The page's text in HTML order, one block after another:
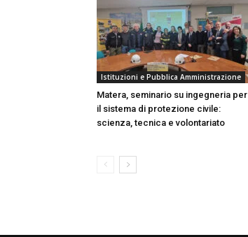
Istituzioni e Pubblica Amministrazione
Matera, seminario su ingegneria per
il sistema di protezione civile:
scienza, tecnica e volontariato